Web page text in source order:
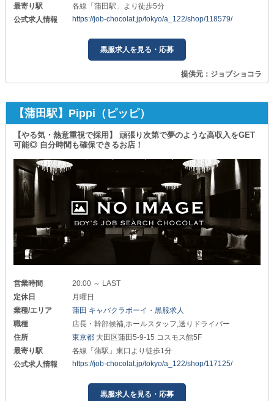
最寄り駅
各線「蒲田駅」より徒歩5分
公式求人情報
https://job-chocolat.jp/tokyo/a_122/shop/118579/
黒服求人を見る・応募
提供元：ジョブショコラ
【蒲田駅】Pippi（ピッピ）
【やる気・熱意重視で採用】 頑張り次第で夢のような高収入をGET
可能◎ 自分時間も確保できるお店！
営業時間
20:00 ～ LAST
定休日
月曜日
業種/エリア
蒲田 キャバクラボーイ・黒服求人
職種
店長・幹部候補,ホールスタッフ,送りドライバー
住所
東京都 大田区蒲田5-9-15 コスモス館5F
最寄り駅
各線「蒲駅」東口より徒歩1分
公式求人情報
https://job-chocolat.jp/tokyo/a_122/shop/117125/
黒服求人を見る・応募